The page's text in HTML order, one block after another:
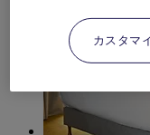
カスタマ